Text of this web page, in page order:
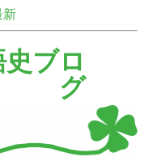
新
ブロ
グ